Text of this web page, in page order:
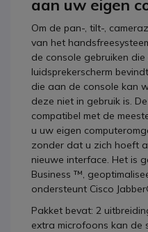
aan uw eigen
Om de pan-, tilt-,
van het
de console gebruiken
luidsprekerscherm
die aan de console kan
deze niet in gebruik is.
compatibel met de
u uw eigen
zonder dat u zich hoeft
nieuwe interface. Het is
Business ™,
ondersteunt Cisco
Pakket bevat: 2
extra microfoons kan de